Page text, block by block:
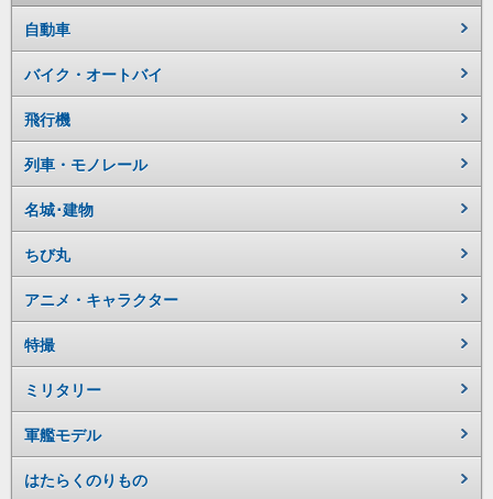
自動車
バイク・オートバイ
飛行機
列車・モノレール
名城･建物
ちび丸
アニメ・キャラクター
特撮
ミリタリー
軍艦モデル
はたらくのりもの